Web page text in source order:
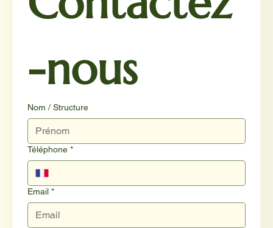
-nous
Nom / Structure
Téléphone *
Email *